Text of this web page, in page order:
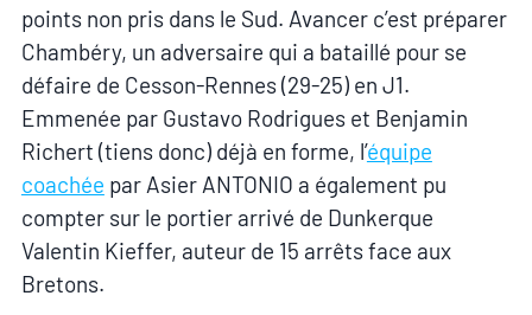
points non pris dans le Sud. Avancer c’est préparer
Chambéry, un adversaire qui a bataillé pour se
défaire de Cesson-Rennes (29-25) en J1.
Emmenée par Gustavo Rodrigues et Benjamin
Richert (tiens donc) déjà en forme, l’équipe
coachée par Asier ANTONIO a également pu
compter sur le portier arrivé de Dunkerque
Valentin Kieffer, auteur de 15 arrêts face aux
Bretons.